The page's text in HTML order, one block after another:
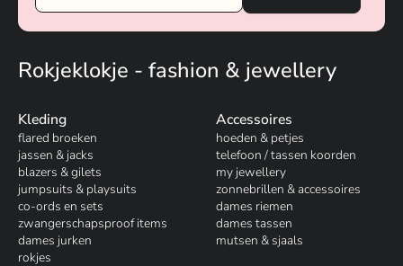
Rokjeklokje - fashion & jewellery
Kleding
flared broeken
jassen & jacks
blazers & gilets
jumpsuits & playsuits
co-ords en sets
zwangerschapsproof items
dames jurken
rokjes
Accessoires
hoeden & petjes
telefoon / tassen koorden
my jewellery
zonnebrillen & accessoires
dames riemen
dames tassen
mutsen & sjaals